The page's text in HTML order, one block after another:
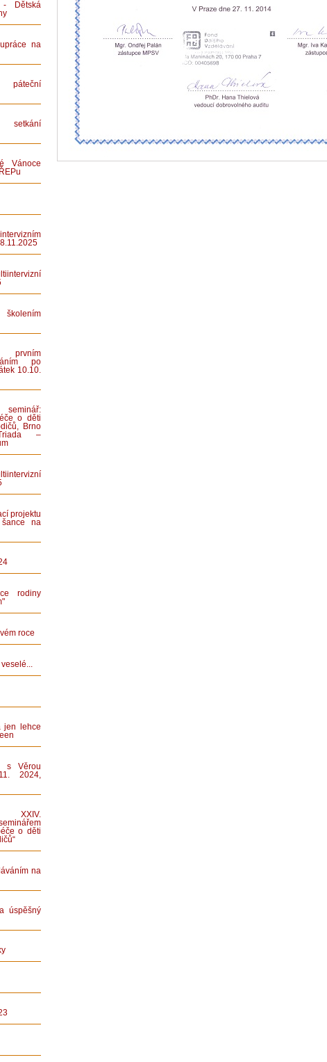
Dětská
na
setkání
Vánoce
prvním
po
10.10.
seminář:
o děti
Brno
–
projektu
na
rodiny
roce
jen lehce
s Věrou
2024,
XXIV.
o děti
na
úspěšný